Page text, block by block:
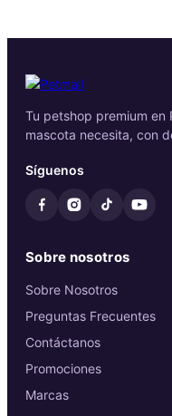
Tu petshop premium en
mascota necesita, con
Síguenos
Sobre nosotros
Sobre Nosotros
Preguntas Frecuentes
Contáctanos
Promociones
Marcas